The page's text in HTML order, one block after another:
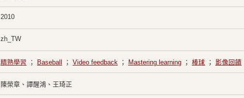
2010
zh_TW
精熟學習 ； Baseball ； Video feedback ； Mastering learning ； 棒球 ； 影像回饋
陳榮章、譚醒鴻、王琦正